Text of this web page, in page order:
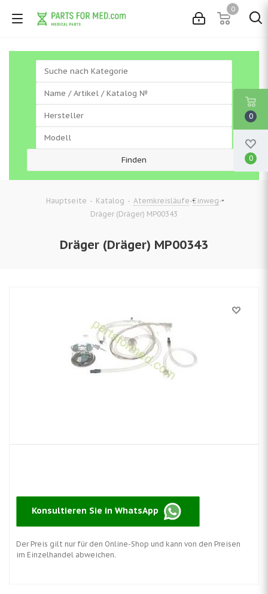
0
Hauptseite - Katalog - Atemkreisläufe-Einweg-
Dräger (Dräger) MP00343
Dräger (Dräger) MP00343
Konsultieren Sie in WhatsApp
Der Preis gilt nur für den Online-Shop und kann von den Preisen
im Einzelhandel abweichen.
0
0